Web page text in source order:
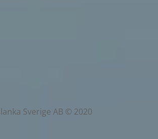
Sverige AB © 2020